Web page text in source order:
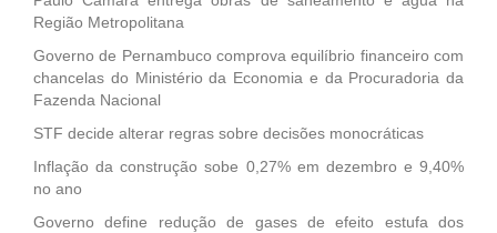
Região Metropolitana
Governo de Pernambuco comprova equilíbrio financeiro com
chancelas do Ministério da Economia e da Procuradoria da
Fazenda Nacional
STF decide alterar regras sobre decisões monocráticas
Inflação da construção sobe 0,27% em dezembro e 9,40%
no ano
Governo define redução de gases de efeito estufa dos